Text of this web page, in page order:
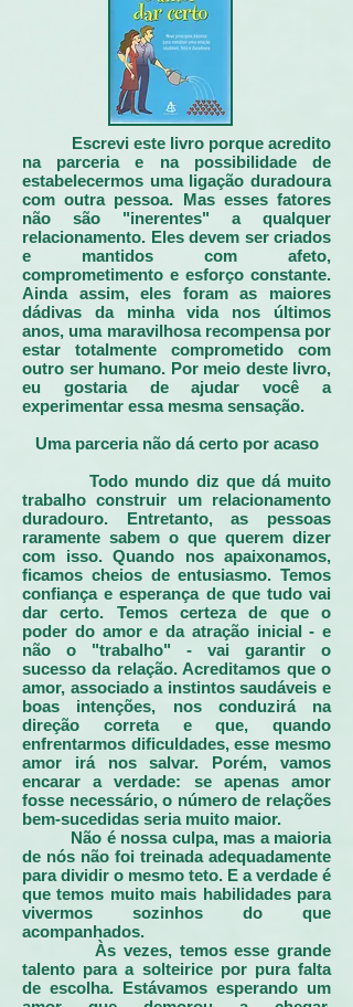
Introdução
Escrevi este livro porque acredito
na parceria e na possibilidade de
estabelecermos uma ligação duradoura
com outra pessoa. Mas esses fatores
não são "inerentes" a qualquer
relacionamento. Eles devem ser criados
e mantidos com afeto,
comprometimento e esforço constante.
Ainda assim, eles foram as maiores
dádivas da minha vida nos últimos
anos, uma maravilhosa recompensa por
estar totalmente comprometido com
outro ser humano. Por meio deste livro,
eu gostaria de ajudar você a
experimentar essa mesma sensação.
Uma parceria não dá certo por acaso
Todo mundo diz que dá muito
trabalho construir um relacionamento
duradouro. Entretanto, as pessoas
raramente sabem o que querem dizer
com isso. Quando nos apaixonamos,
ficamos cheios de entusiasmo. Temos
confiança e esperança de que tudo vai
dar certo. Temos certeza de que o
poder do amor e da atração inicial - e
não o "trabalho" - vai garantir o
sucesso da relação. Acreditamos que o
amor, associado a instintos saudáveis e
boas intenções, nos conduzirá na
direção correta e que, quando
enfrentarmos dificuldades, esse mesmo
amor irá nos salvar. Porém, vamos
encarar a verdade: se apenas amor
fosse necessário, o número de relações
bem-sucedidas seria muito maior.
Não é nossa culpa, mas a maioria
de nós não foi treinada adequadamente
para dividir o mesmo teto. E a verdade é
que temos muito mais habilidades para
vivermos sozinhos do que
acompanhados.
Às vezes, temos esse grande
talento para a solteirice por pura falta
de escolha. Estávamos esperando um